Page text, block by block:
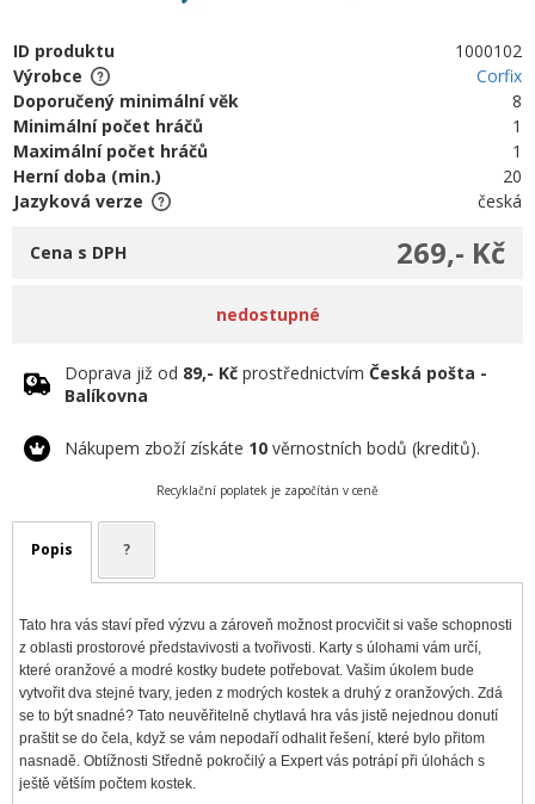
ID produktu
1000102
Výrobce
Corfix
Doporučený minimální věk
8
Minimální počet hráčů
1
Maximální počet hráčů
1
Herní doba (min.)
20
Jazyková verze
česká
269,- Kč
Cena s DPH
nedostupné
Doprava již od 89,- Kč prostřednictvím Česká pošta -
Balíkovna
Nákupem zboží získáte 10 věrnostních bodů (kreditů).
Recyklační poplatek je započítán v ceně
Popis ?
Tato hra vás staví před výzvu a zároveň možnost procvičit si vaše schopnosti
z oblasti prostorové představivosti a tvořivosti. Karty s úlohami vám určí,
které oranžové a modré kostky budete potřebovat. Vašim úkolem bude
vytvořit dva stejné tvary, jeden z modrých kostek a druhý z oranžových. Zdá
se to být snadné? Tato neuvěřitelně chytlavá hra vás jistě nejednou donutí
praštit se do čela, když se vám nepodaří odhalit řešení, které bylo přitom
nasnadě. Obtížnosti Středně pokročilý a Expert vás potrápí při úlohách s
ještě větším počtem kostek.